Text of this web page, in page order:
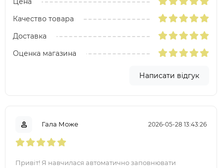
Качество товара
Доставка
Оценка магазина
Написати відгук
Гала Може 2026-05-28 13:43:26
Привіт! Я навчилася автоматично заповнювати